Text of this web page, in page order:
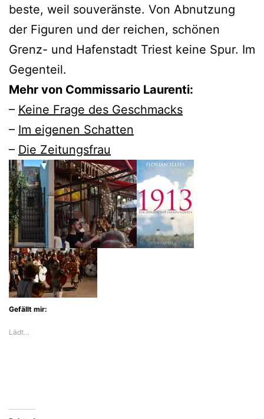
beste, weil souveränste. Von Abnutzung
der Figuren und der reichen, schönen
Grenz- und Hafenstadt Triest keine Spur. Im
Gegenteil.
Mehr von Commissario Laurenti:
– Keine Frage des Geschmacks
– Im eigenen Schatten
– Die Zeitungsfrau
Gefällt mir:
Lädt…